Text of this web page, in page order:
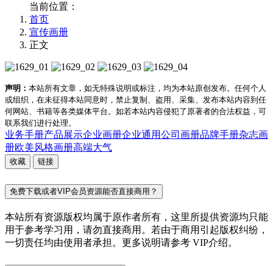
当前位置：
首页
宣传画册
正文
声明： 本站所有文章，如无特殊说明或标注，均为本站原创发布。任何个人
或组织，在未征得本站同意时，禁止复制、盗用、采集、发布本站内容到任
何网站、书籍等各类媒体平台。如若本站内容侵犯了原著者的合法权益，可
联系我们进行处理。
业务手册产品展示企业画册企业通用公司画册品牌手册杂志画
册欧美风格画册高端大气
收藏 链接
免费下载或者VIP会员资源能否直接商用？
本站所有资源版权均属于原作者所有，这里所提供资源均只能
用于参考学习用，请勿直接商用。若由于商用引起版权纠纷，
一切责任均由使用者承担。更多说明请参考 VIP介绍。